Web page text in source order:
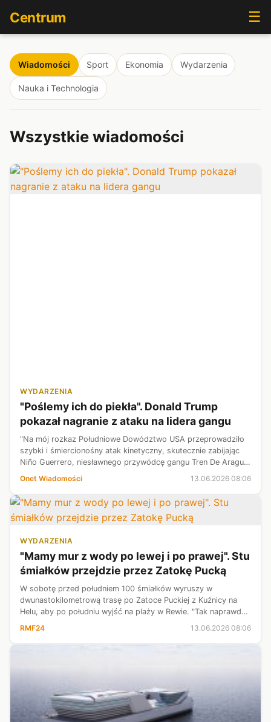
Centrum ☰
Wiadomości Sport Ekonomia Wydarzenia
Nauka i Technologia
Wszystkie wiadomości
WYDARZENIA
"Poślemy ich do piekła". Donald Trump
pokazał nagranie z ataku na lidera gangu
"Na mój rozkaz Południowe Dowództwo USA przeprowadziło
szybki i śmiercionośny atak kinetyczny, skutecznie zabijając
Niño Guerrero, niesławnego przywódcę gangu Tren De Aragua"
— przekazał prezydent USA Donald Trump.
Onet Wiadomości 13.06.2026 08:06
WYDARZENIA
"Mamy mur z wody po lewej i po prawej". Stu
śmiałków przejdzie przez Zatokę Pucką
W sobotę przed południem 100 śmiałków wyruszy w
dwunastokilometrową trasę po Zatoce Puckiej z Kuźnicy na
Helu, aby po południu wyjść na plaży w Rewie. "Tak naprawdę
RMF24 13.06.2026 08:06